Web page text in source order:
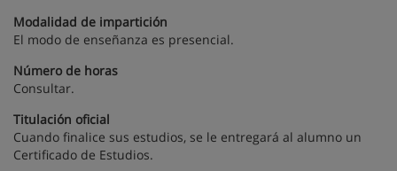
Modalidad de impartición
El modo de enseñanza es presencial.
Número de horas
Consultar.
Titulación oficial
Cuando finalice sus estudios, se le entregará al alumno un
Certificado de Estudios.